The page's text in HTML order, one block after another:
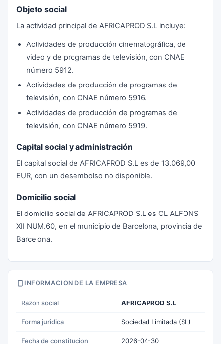
Objeto social
La actividad principal de AFRICAPROD S.L incluye:
Actividades de producción cinematográfica, de
video y de programas de televisión, con CNAE
número 5912.
Actividades de producción de programas de
televisión, con CNAE número 5916.
Actividades de producción de programas de
televisión, con CNAE número 5919.
Capital social y administración
El capital social de AFRICAPROD S.L es de 13.069,00
EUR, con un desembolso no disponible.
Domicilio social
El domicilio social de AFRICAPROD S.L es CL ALFONS
XII NUM.60, en el municipio de Barcelona, provincia de
Barcelona.
INFORMACION DE LA EMPRESA
Razon social AFRICAPROD S.L
Forma juridica Sociedad Limitada (SL)
Fecha de constitucion 2026-04-30